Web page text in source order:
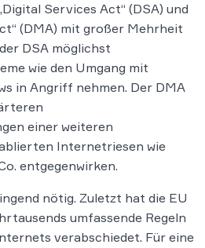
Services Act“ (DSA) und
(DMA) mit großer Mehrheit
DSA möglichst
wie den Umgang mit
in Angriff nehmen. Der DMA
einer weiteren
Internetriesen wie
entgegenwirken.
nötig. Zuletzt hat die EU
umfassende Regeln
verabschiedet. Für eine